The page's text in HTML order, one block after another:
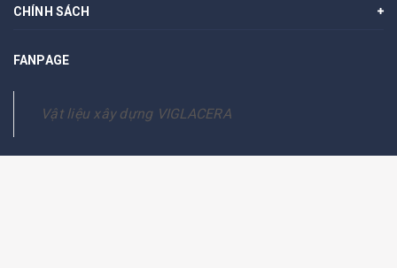
CHÍNH SÁCH
FANPAGE
Vật liệu xây dựng VIGLACERA